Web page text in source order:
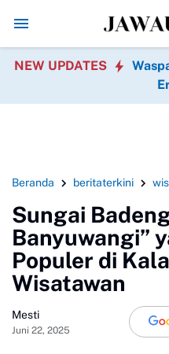
Gila! iPhone
NEW UPDATES
Beranda beritaterkini
Sungai
Banyuwangi”
Populer di
Wisatawan
Mesti
Juni 22, 2025